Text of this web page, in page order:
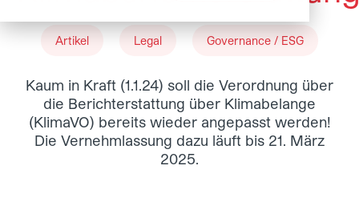
Artikel Legal Governance / ESG
Kaum in Kraft (1.1.24) soll die Verordnung über
die Berichterstattung über Klimabelange
(KlimaVO) bereits wieder angepasst werden!
Die Vernehmlassung dazu läuft bis 21. März
2025.